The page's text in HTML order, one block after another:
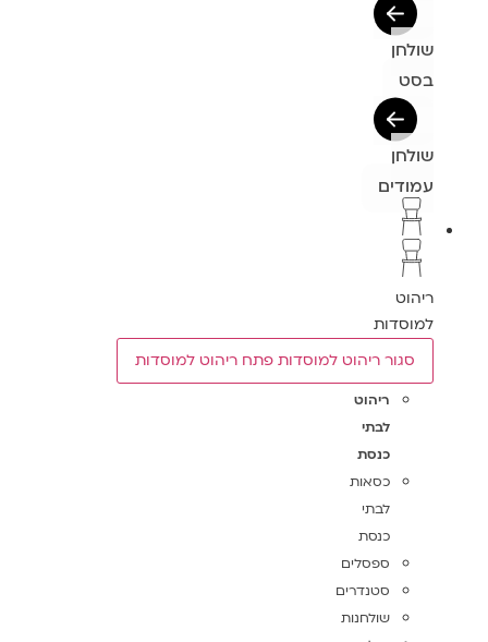
שולחן
בסט
שולחן
עמודים
ריהוט
למוסדות
סגור ריהוט למוסדות פתח ריהוט למוסדות
ריהוט
לבתי
כנסת
כסאות
לבתי
כנסת
ספסלים
סטנדרים
שולחנות